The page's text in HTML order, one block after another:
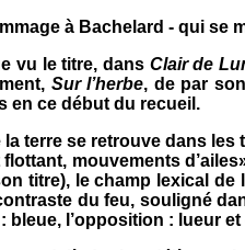
à Bachelard - qui se
vu le titre, dans Clair de
Sur l’herbe, de par
en ce début du recueil.
la terre se retrouve dans
mouvements
titre), le champ lexical de
du feu, souligné
l’opposition : lueur